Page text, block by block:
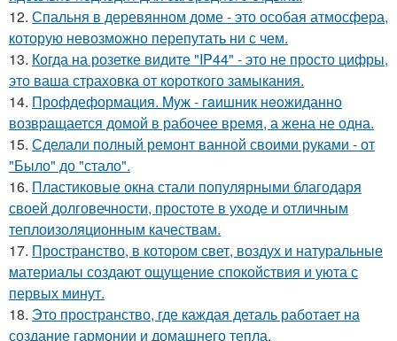
12. Спальня в деревянном доме - это особая атмосфера,
которую невозможно перепутать ни с чем.
13. Когда на розетке видите "IP44" - это не просто цифры,
это ваша страховка от короткого замыкания.
14. Профдеформация. Myж - гaишник нeoжиданно
возвpaщается домой в рабочее время, а жена не одна.
15. Сделали полный ремонт ванной своими руками - от
"Было" до "стало".
16. Пластиковые окна стали популярными благодаря
своей долговечности, простоте в уходе и отличным
теплоизоляционным качествам.
17. Пространство, в котором свет, воздух и натуральные
материалы создают ощущение спокойствия и уюта с
первых минут.
18. Это пространство, где каждая деталь работает на
создание гармонии и домашнего тепла.